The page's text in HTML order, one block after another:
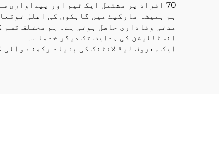
70 افراد پر مشتمل ایک ٹیم اور پیداواری سامان کا مکمل دائرہ کار موجود ہے۔
ہم ہمیشہ مارکیٹ میں گاہکوں کی اعلیٰ
مدتی وفاداری حاصل ہوتی ہے۔ ہم مختلف قسم
انسٹالیشن کی ہدایت تک دیگر خدمات۔
ایک معروف لیڈ لائٹنگ کی بنیاد رکھنے